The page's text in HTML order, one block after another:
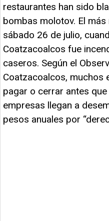
restaurantes han sido
bombas molotov. El
sábado 26 de julio,
Coatzacoalcos fue
caseros. Según el
Coatzacoalcos, muchos
pagar o cerrar antes
empresas llegan a
pesos anuales por